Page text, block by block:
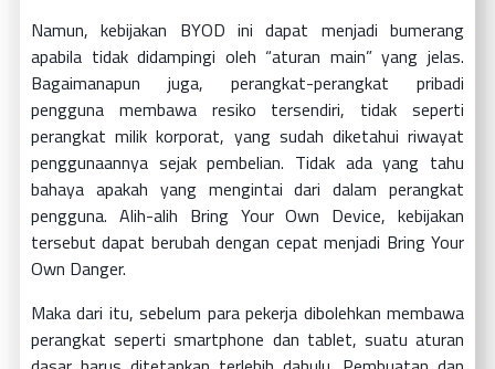
Namun, kebijakan BYOD ini dapat menjadi bumerang
apabila tidak didampingi oleh “aturan main” yang jelas.
Bagaimanapun juga, perangkat-perangkat pribadi
pengguna membawa resiko tersendiri, tidak seperti
perangkat milik korporat, yang sudah diketahui riwayat
penggunaannya sejak pembelian. Tidak ada yang tahu
bahaya apakah yang mengintai dari dalam perangkat
pengguna. Alih-alih Bring Your Own Device, kebijakan
tersebut dapat berubah dengan cepat menjadi Bring Your
Own Danger.
Maka dari itu, sebelum para pekerja dibolehkan membawa
perangkat seperti smartphone dan tablet, suatu aturan